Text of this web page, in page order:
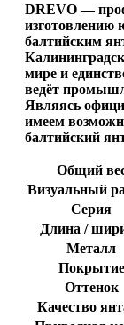
DREVO —
изготовлению
балтийским
мире и
ведёт
Являясь
имеем
балтийский
Общий
Визуальный
Серия
Длина /
Металл
Покрытие
Оттенок
Качество